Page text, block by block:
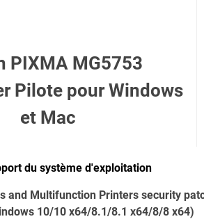
PIXMA MG5753
Pilote pour Windows
et Mac
du système d'exploitation
and Multifunction Printers security
10/10 x64/8.1/8.1 x64/8/8 x64)